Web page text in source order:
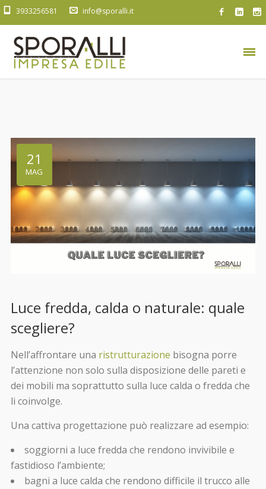
3933256581 info@sporalli.it
21
MAG
Luce fredda, calda o naturale: quale
scegliere?
Nell’affrontare una ristrutturazione bisogna porre
l’attenzione non solo sulla disposizione delle pareti e
dei mobili ma soprattutto sulla luce calda o fredda che
li coinvolge.
Una cattiva progettazione può realizzare ad esempio:
soggiorni a luce fredda che rendono invivibile e
fastidioso l’ambiente;
bagni a luce calda che rendono difficile il trucco alle